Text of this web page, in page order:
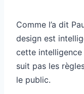
Comme l’a dit
design est
cette
suit pas les
le public.